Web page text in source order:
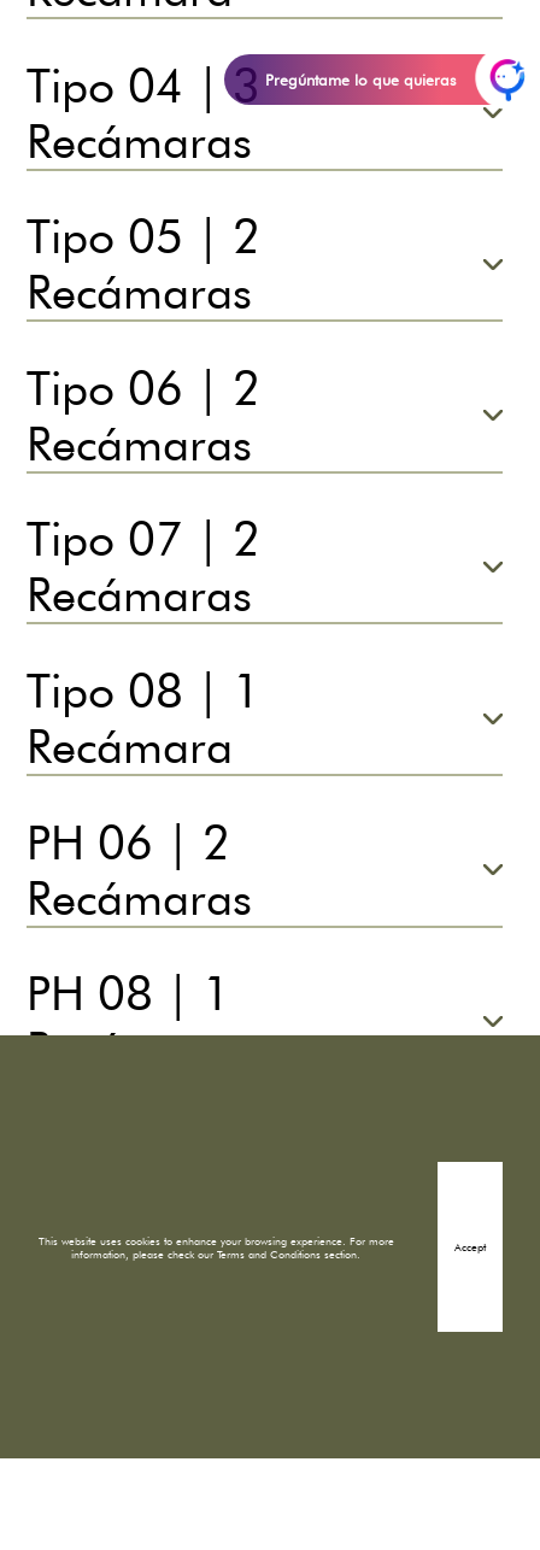
Tipo 04 | 3
Recámaras
Tipo 05 | 2
Recámaras
Tipo 06 | 2
Recámaras
Tipo 07 | 2
Recámaras
Tipo 08 | 1
Recámara
PH 06 | 2
Recámaras
PH 08 | 1
Recámara
Pregúntame lo que quieras
This website uses cookies to enhance your browsing experience. For more
information, please check our Terms and Conditions section.
Accept